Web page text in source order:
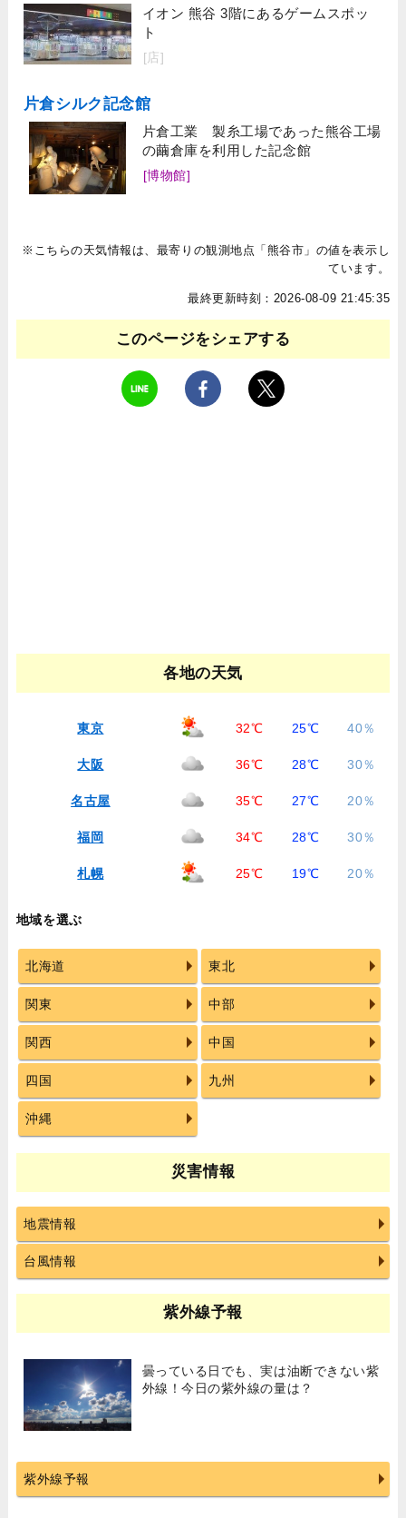
イオン 熊谷 3階にあるゲームスポッ
ト
[店]
片倉シルク記念館
片倉工業 製糸工場であった熊谷工場
の繭倉庫を利用した記念館
[博物館]
※こちらの天気情報は、最寄りの観測地点「熊谷市」の値を表示し
ています。
最終更新時刻：2026-08-09 21:45:35
このページをシェアする
各地の天気
東京 32℃ 25℃ 40％
大阪 36℃ 28℃ 30％
名古屋 35℃ 27℃ 20％
福岡 34℃ 28℃ 30％
札幌 25℃ 19℃ 20％
地域を選ぶ
北海道 東北
関東 中部
関西 中国
四国 九州
沖縄
災害情報
地震情報
台風情報
紫外線予報
曇っている日でも、実は油断できない紫
外線！今日の紫外線の量は？
紫外線予報